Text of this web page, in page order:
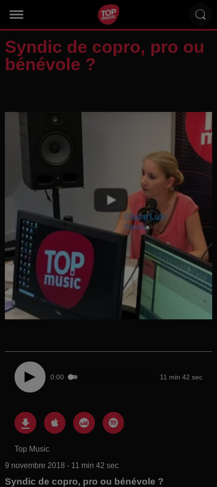
Syndic de copro, pro ou
bénévole ?
0:00 11 min 42 sec
Top Music
9 novembre 2018 - 11 min 42 sec
Syndic de copro, pro ou bénévole ?